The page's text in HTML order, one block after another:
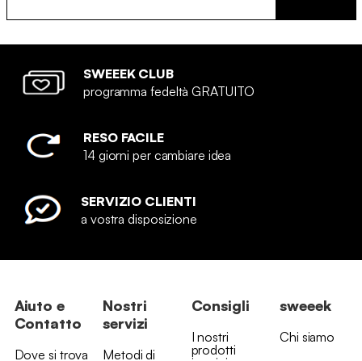
SWEEEK CLUB
programma fedeltà GRATUITO
RESO FACILE
14 giorni per cambiare idea
SERVIZIO CLIENTI
a vostra disposizione
Aiuto e
Contatto
Dove si trova
Nostri
servizi
Metodi di
Consigli
I nostri
prodotti
sweeek
Chi siamo